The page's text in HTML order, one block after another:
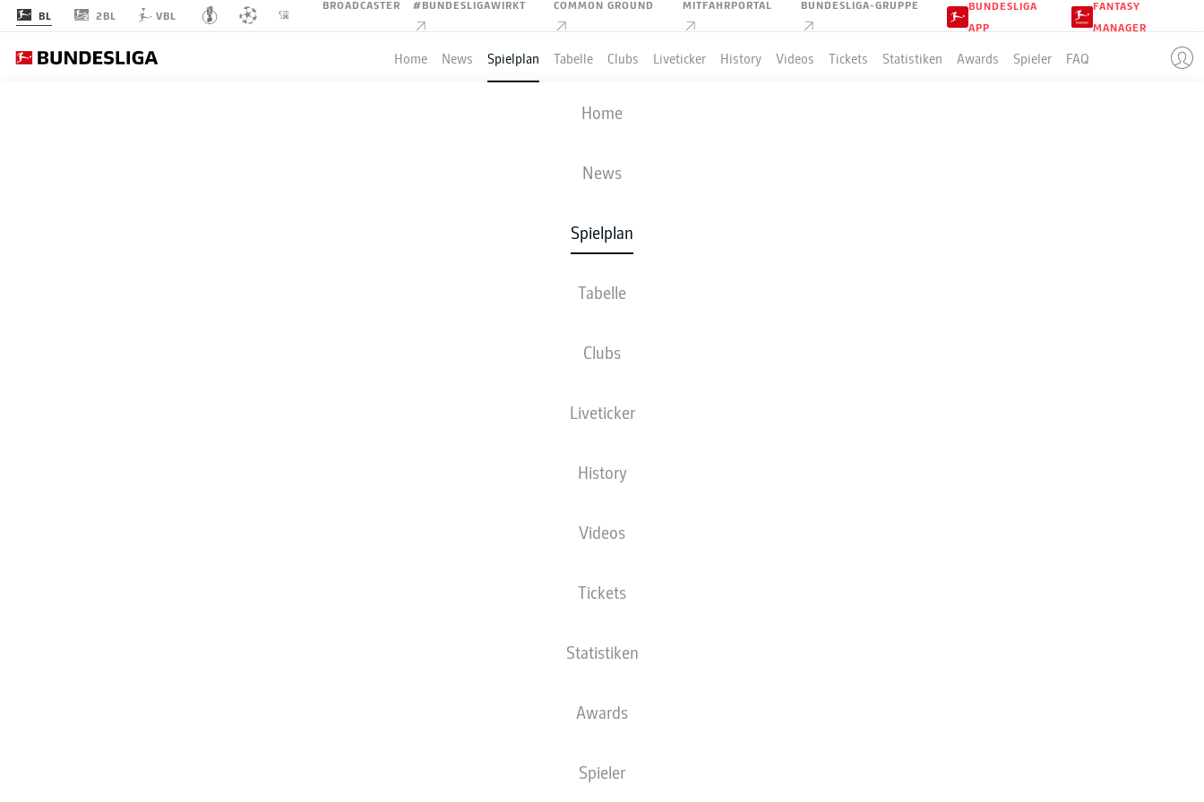
BL 2BL VBL
BROADCASTER #BUNDESLIGAWIRKT COMMON GROUND MITFAHRPORTAL BUNDESLIGA-GRUPPE
BUNDESLIGA
APP
FANTASY
MANAGER
Home News Spielplan Tabelle Clubs Liveticker History Videos Tickets Statistiken Awards Spieler FAQ
Home
News
Spielplan
Tabelle
Clubs
Liveticker
History
Videos
Tickets
Statistiken
Awards
Spieler
SPORT-CLUB FREIBURG
AUFSTELLUNGEN
Fr., 26.02.2027 - So., 28.02.2027
Anzeige